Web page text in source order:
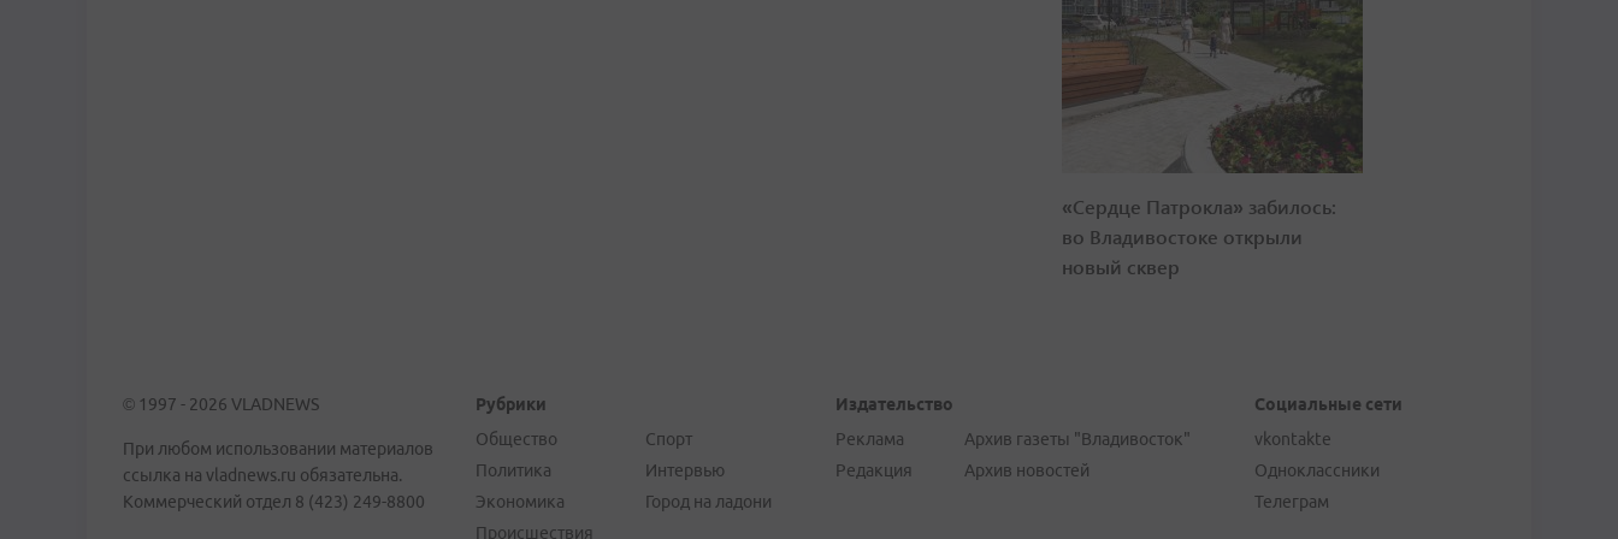
«Сердце Патрокла» забилось:
во Владивостоке открыли
новый сквер
© 1997 - 2026 VLADNEWS
При любом использовании материалов
ссылка на vladnews.ru обязательна.
Коммерческий отдел 8 (423) 249-8800
Рубрики
Общество
Политика
Экономика
Происшествия
Спорт
Интервью
Город на ладони
Издательство
Реклама
Редакция
Архив газеты "Владивосток"
Архив новостей
Социальные сети
vkontakte
Одноклассники
Телеграм